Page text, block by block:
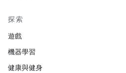
探索
遊戲
機器學習
健康與健身